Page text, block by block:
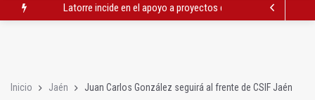
Latorre incide en el apoyo a proyectos de cooperación
Inicio Jaén Juan Carlos González seguirá al frente de CSIF Jaén